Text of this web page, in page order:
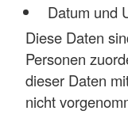
Datum und
Diese Daten
Personen
dieser Daten
nicht